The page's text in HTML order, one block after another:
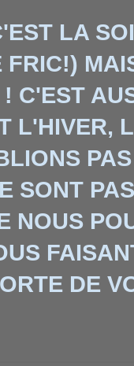
LA
C'EST
L'HIVER,
SONT
NOUS
DE